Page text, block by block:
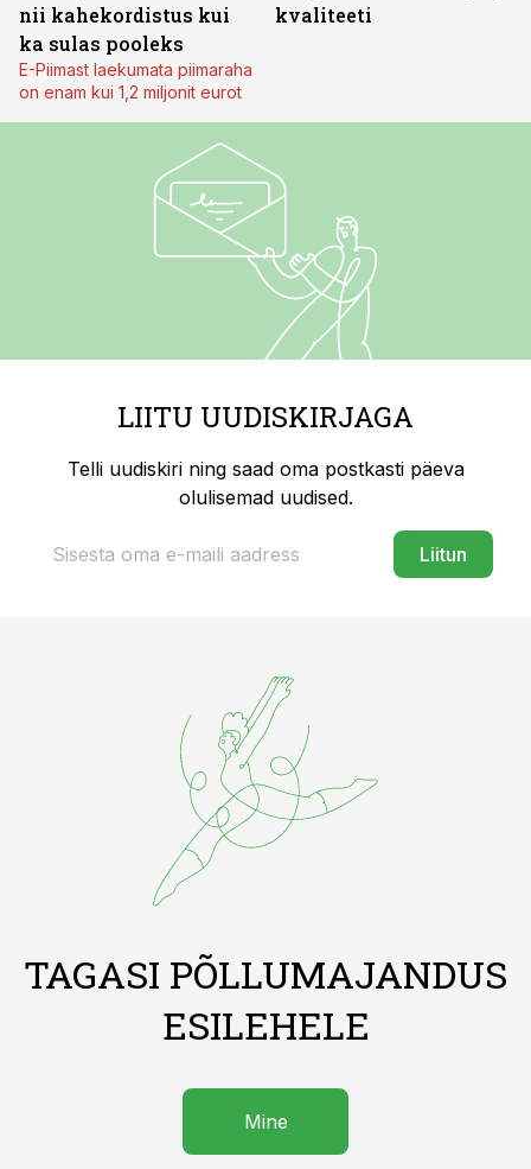
nii kahekordistus kui
ka sulas pooleks
E-Piimast laekumata piimaraha
on enam kui 1,2 miljonit eurot
kvaliteeti
LIITU UUDISKIRJAGA
Telli uudiskiri ning saad oma postkasti päeva
olulisemad uudised.
Liitun
TAGASI PÕLLUMAJANDUS
ESILEHELE
Mine